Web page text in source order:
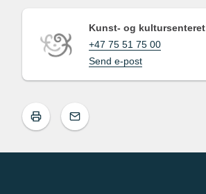
Kunst- og kultursenteret
+47 75 51 75 00
Send e-post